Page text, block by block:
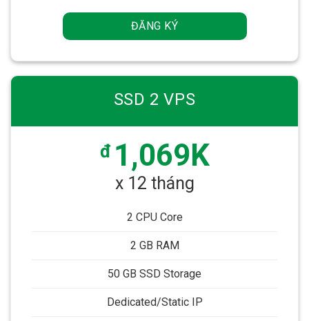
ĐĂNG KÝ
SSD 2 VPS
đ 1,069K
x 12 tháng
2 CPU Core
2 GB RAM
50 GB SSD Storage
Dedicated/Static IP